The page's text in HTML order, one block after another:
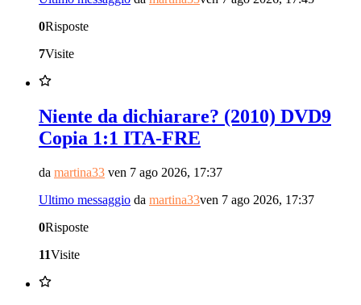
0Risposte
7Visite
Niente da dichiarare? (2010) DVD9
Copia 1:1 ITA-FRE
da martina33 ven 7 ago 2026, 17:37
Ultimo messaggio da martina33ven 7 ago 2026, 17:37
0Risposte
11Visite